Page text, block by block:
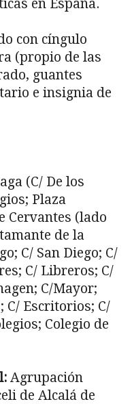
en España.
con cíngulo
(pro­pio de las
guantes
e insignia de
(C/ De los
Plaza
Cervantes (lado
de la
C/ San Diego; C/
C/ Libreros; C/
C/Mayor;
C/ Escritorios; C/
Colegio de
Agrupación
de Alcalá de